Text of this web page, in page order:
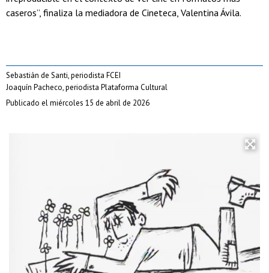
caseros”, finaliza la mediadora de Cineteca, Valentina Ávila.
Sebastián de Santi, periodista FCEI
Joaquín Pacheco, periodista Plataforma Cultural
Publicado el miércoles 15 de abril de 2026